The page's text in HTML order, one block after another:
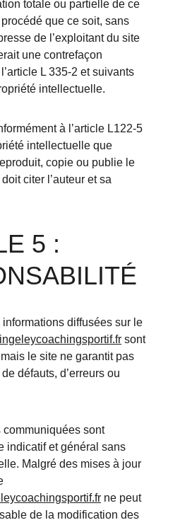
totale ou partielle de ce
que ce soit, sans
de l’exploitant du site
une contrefaçon
L 335-2 et suivants
intellectuelle.
à l’article L122-5
intellectuelle que
copie ou publie le
citer l’auteur et sa
5 :
informations diffusées sur le
sont
le site ne garantit pas
défauts, d’erreurs ou
communiquées sont
indicatif et général sans
Malgré des mises à jour
ne peut
de la modification des